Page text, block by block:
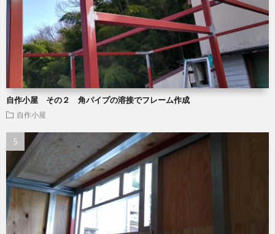
自作小屋 その２ 角パイプの溶接でフレーム作成
自作小屋